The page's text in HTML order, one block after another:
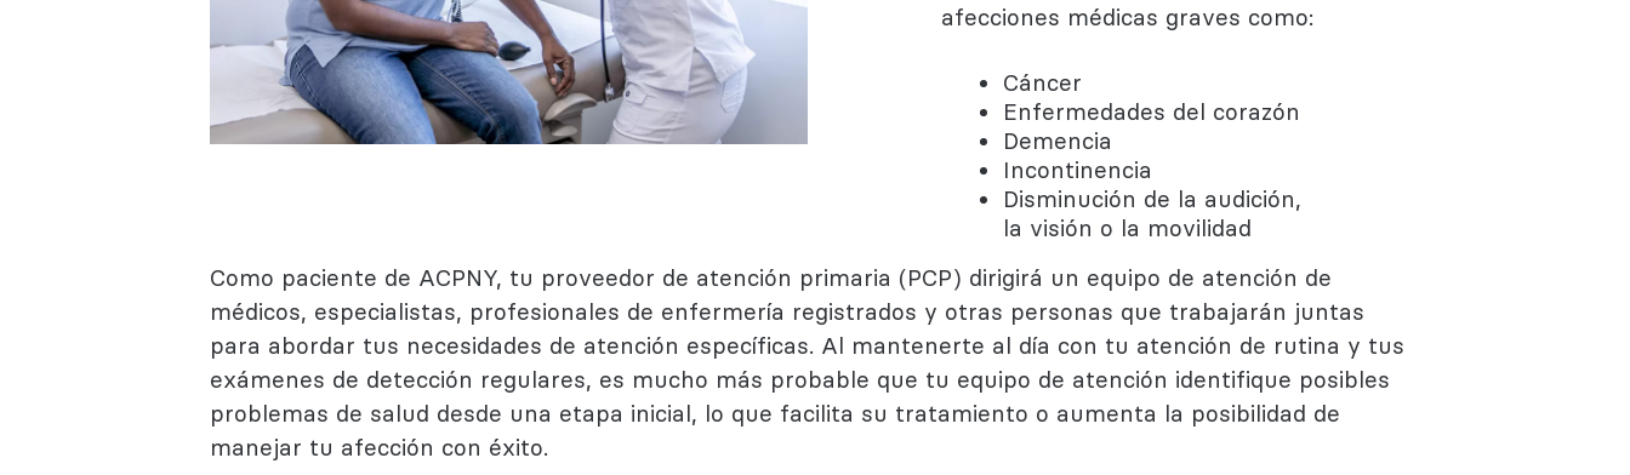
afecciones médicas graves como:
Cáncer
Enfermedades del corazón
Demencia
Incontinencia
Disminución de la audición,
la visión o la movilidad
Como paciente de ACPNY, tu proveedor de atención primaria (PCP) dirigirá un equipo de atención de
médicos, especialistas, profesionales de enfermería registrados y otras personas que trabajarán juntas
para abordar tus necesidades de atención específicas. Al mantenerte al día con tu atención de rutina y tus
exámenes de detección regulares, es mucho más probable que tu equipo de atención identifique posibles
problemas de salud desde una etapa inicial, lo que facilita su tratamiento o aumenta la posibilidad de
manejar tu afección con éxito.